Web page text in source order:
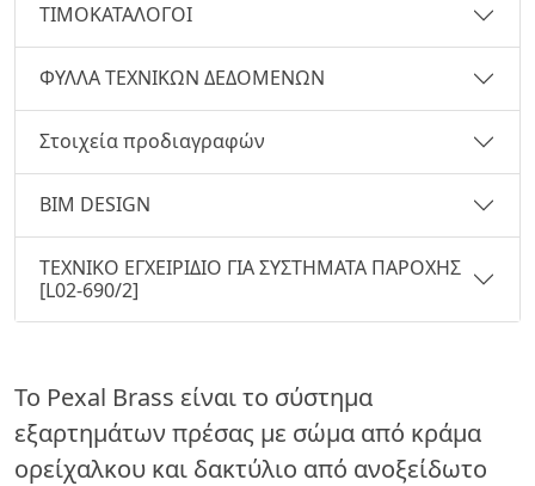
ΤΙΜΟΚΑΤΑΛΟΓΟΙ
ΦΥΛΛΑ ΤΕΧΝΙΚΩΝ ΔΕΔΟΜΕΝΩΝ
Στοιχεία προδιαγραφών
BIM DESIGN
ΤΕΧΝΙΚΟ ΕΓΧΕΙΡΙΔΙΟ ΓΙΑ ΣΥΣΤΗΜΑΤΑ ΠΑΡΟΧΗΣ
[L02-690/2]
Το Pexal Brass είναι το σύστημα
εξαρτημάτων πρέσας με σώμα από κράμα
ορείχαλκου και δακτύλιο από ανοξείδωτο